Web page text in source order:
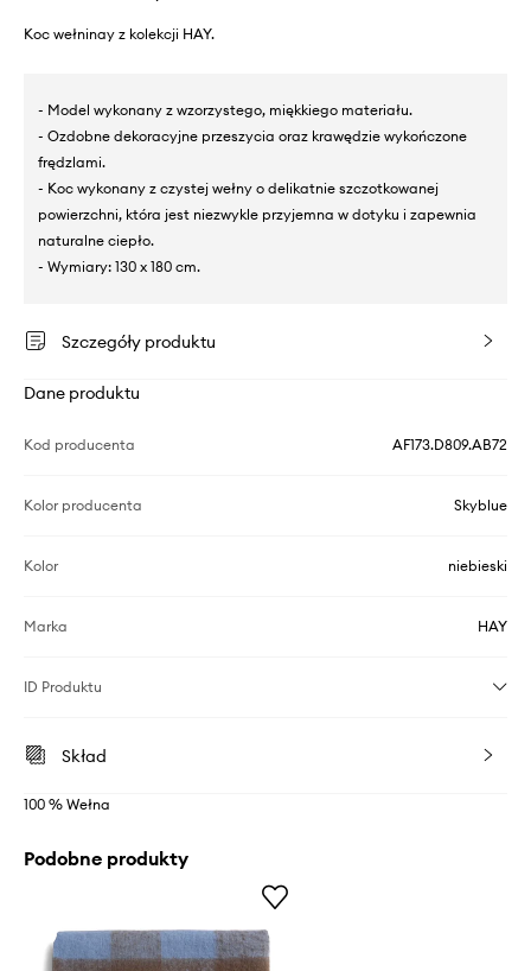
Koc wełninay z kolekcji HAY.
- Model wykonany z wzorzystego, miękkiego materiału.
- Ozdobne dekoracyjne przeszycia oraz krawędzie wykończone
frędzlami.
- Koc wykonany z czystej wełny o delikatnie szczotkowanej
powierzchni, która jest niezwykle przyjemna w dotyku i zapewnia
naturalne ciepło.
- Wymiary: 130 x 180 cm.
Szczegóły produktu
Dane produktu
Kod producenta AF173.D809.AB72
Kolor producenta Skyblue
Kolor niebieski
Marka HAY
ID Produktu
Skład
100 % Wełna
Podobne produkty